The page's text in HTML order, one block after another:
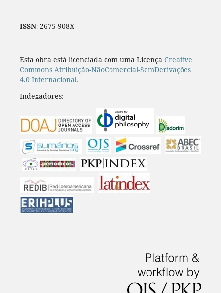
ISSN:2675-908X
Esta obra está licenciada com uma Licença Creative
Commons Atribuição-NãoComercial-SemDerivações
4.0 Internacional.
Indexadores: